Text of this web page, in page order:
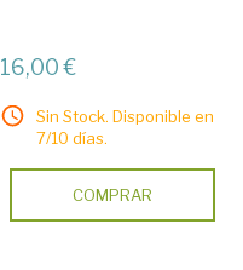
16,00 €
Sin Stock. Disponible en
7/10 días.
COMPRAR